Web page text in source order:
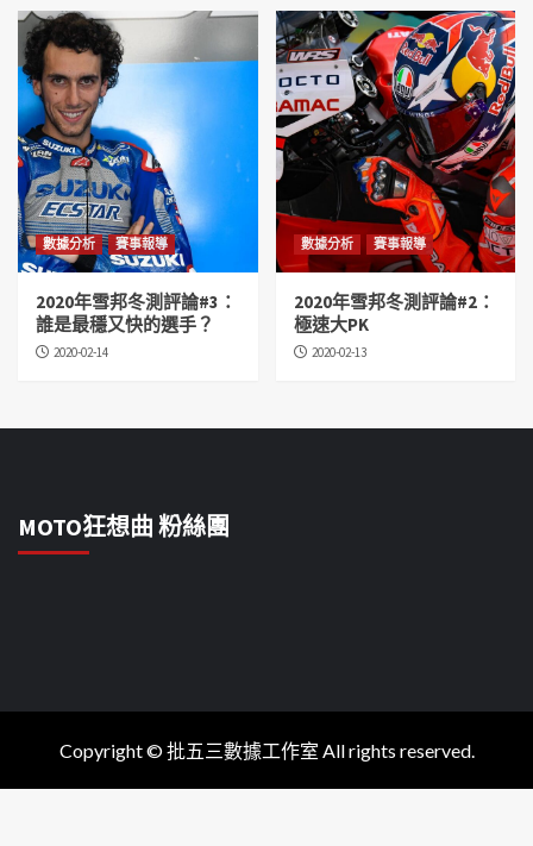
數據分析 賽事報導
2020年雪邦冬測評論#3：
誰是最穩又快的選手？
2020-02-14
數據分析 賽事報導
2020年雪邦冬測評論#2：
極速大PK
2020-02-13
MOTO狂想曲 粉絲團
Copyright © 批五三數據工作室 All rights reserved.